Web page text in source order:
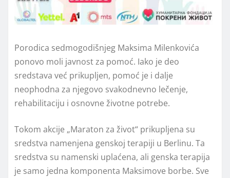
Porodica sedmogodišnjeg Maksima Milenkovića
ponovo moli javnost za pomoć. Iako je deo
sredstava već prikupljen, pomoć je i dalje
neophodna za njegovo svakodnevno lečenje,
rehabilitaciju i osnovne životne potrebe.
Tokom akcije „Maraton za život“ prikupljena su
sredstva namenjena genskoj terapiji u Berlinu. Ta
sredstva su namenski uplaćena, ali genska terapija
je samo jedna komponenta Maksimove borbe. Sve